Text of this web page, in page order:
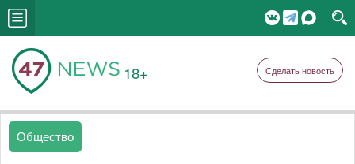
18+ Сделать новость
Общество